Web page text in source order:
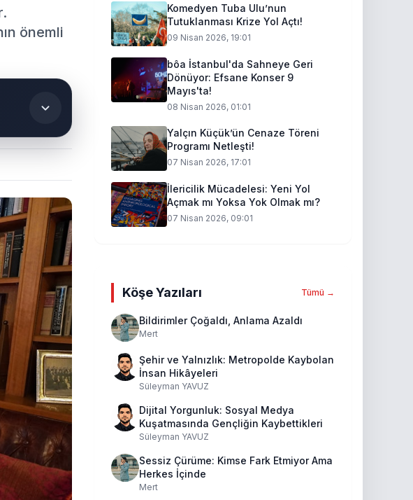
önemli
Komedyen Tuba Ulu’nun
Tutuklanması Krize Yol Açtı!
09 Nisan 2026, 19:01
bôa İstanbul'da Sahneye Geri
Dönüyor: Efsane Konser 9
Mayıs'ta!
08 Nisan 2026, 01:01
Yalçın Küçük’ün Cenaze Töreni
Programı Netleşti!
07 Nisan 2026, 17:01
İlericilik Mücadelesi: Yeni Yol
Açmak mı Yoksa Yok Olmak mı?
07 Nisan 2026, 09:01
Köşe Yazıları Tümü →
Bildirimler Çoğaldı, Anlama Azaldı
Mert
Şehir ve Yalnızlık: Metropolde Kaybolan
İnsan Hikâyeleri
Süleyman YAVUZ
Dijital Yorgunluk: Sosyal Medya
Kuşatmasında Gençliğin Kaybettikleri
Süleyman YAVUZ
Sessiz Çürüme: Kimse Fark Etmiyor Ama
Herkes İçinde
Mert